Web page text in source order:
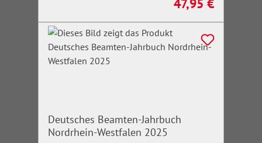
Regulärer Preis:
47,95 €
Deutsches Beamten-Jahrbuch
Nordrhein-Westfalen 2025